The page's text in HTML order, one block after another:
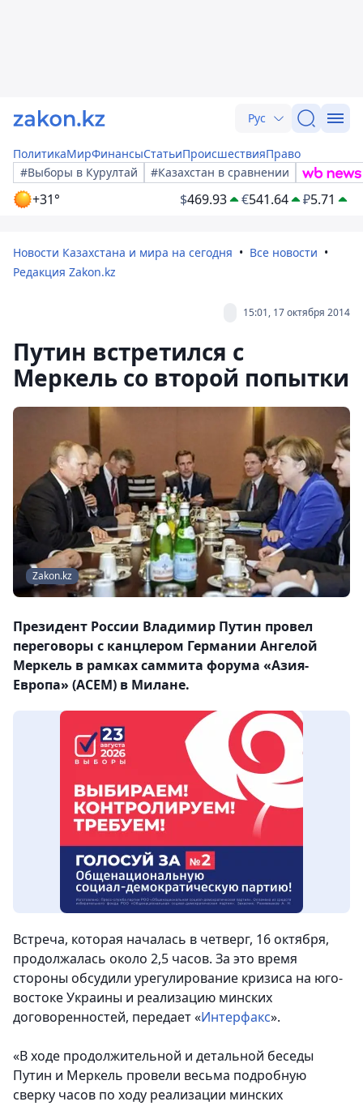
Рус
ПолитикаМирФинансыСтатьиПроисшествияПраво
#Выборы в Курултай
#Казахстан в сравнении
+31° $469.93 €541.64 ₽5.71
Новости Казахстана и мира на сегодня
Все новости
Редакция Zakon.kz
15:01, 17 октября 2014
Путин встретился с
Меркель со второй попытки
Zakon.kz
Президент России Владимир Путин провел
переговоры с канцлером Германии Ангелой
Меркель в рамках саммита форума «Азия-
Европа» (АСЕМ) в Милане.
Встреча, которая началась в четверг, 16 октября,
продолжалась около 2,5 часов. За это время
стороны обсудили урегулирование кризиса на юго-
востоке Украины и реализацию минских
договоренностей, передает «Интерфакс».
«В ходе продолжительной и детальной беседы
Путин и Меркель провели весьма подробную
сверку часов по ходу реализации минских